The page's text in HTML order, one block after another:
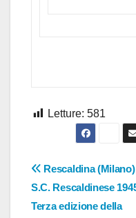
Letture: 581
articoli
Rescaldina
S.C. Rescaldinese
Terza edizione della